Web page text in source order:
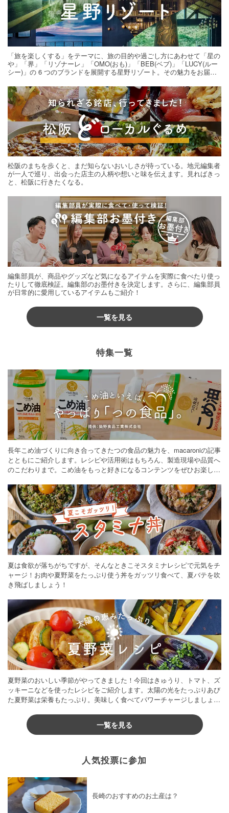
「旅を楽しくする」をテーマに、旅の目的や過ごし方にあわせて「星の
や」「界」「リゾナーレ」「OMO(おも)」「BEB(ベブ)」「LUCY(ルー
シー)」の 6 つのブランドを展開する星野リゾート。その魅力をお届け
松阪のまちを歩くと、まだ知らないおいしさが待っている。地元編集者
が一人で巡り、出会った店主の人柄や想いと味を伝えます。見ればきっ
と、松阪に行きたくなる。
編集部員が、商品やグッズなど気になるアイテムを実際に食べたり使っ
たりして徹底検証。編集部のお墨付きを決定します。さらに、編集部員
が日常的に愛用しているアイテムもご紹介！
一覧を見る
特集一覧
長年こめ油づくりに向き合ってきたつの食品の魅力を、macaroniの記事
とともにご紹介します。レシピや活用術はもちろん、製造現場や品質へ
のこだわりまで。こめ油をもっと好きになるコンテンツをぜひお楽しみ
夏は食欲が落ちがちですが、そんなときこそスタミナレシピで元気をチ
ャージ！お肉や夏野菜をたっぷり使う丼をガッツリ食べて、夏バテを吹
き飛ばしましょう！
夏野菜のおいしい季節がやってきました！今回はきゅうり、トマト、ズ
ッキーニなどを使ったレシピをご紹介します。太陽の光をたっぷりあび
た夏野菜は栄養もたっぷり。美味しく食べてパワーチャージしましょう
一覧を見る
人気投票に参加
長崎のおすすめのお土産は？